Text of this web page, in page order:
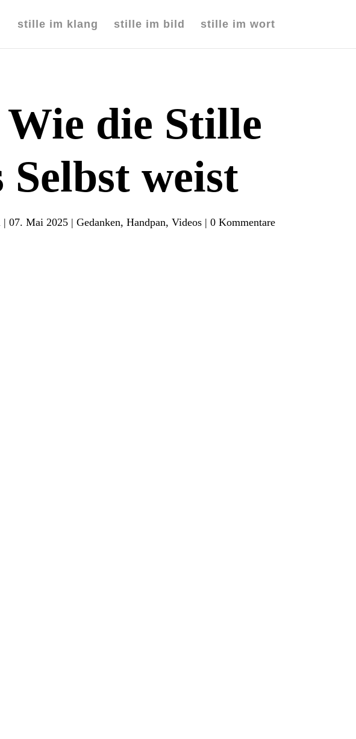
stille im klang stille im bild stille im wort
die Stille
Selbst weist
| 07. Mai 2025| Gedanken, Handpan, Videos| 0 Kommentare